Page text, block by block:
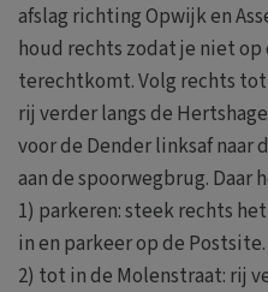
afslag richting Opwijk en
houd rechts zodat je niet
terechtkomt. Volg rechts
rij verder langs de
voor de Dender linksaf naar
aan de spoorwegbrug. Daar
1) parkeren: steek rechts
in en parkeer op de Postsite.
2) tot in de Molenstraat: rij